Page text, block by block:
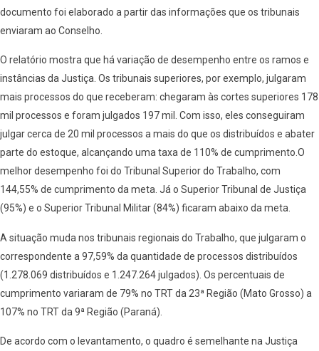
documento foi elaborado a partir das informações que os tribunais
enviaram ao Conselho.
O relatório mostra que há variação de desempenho entre os ramos e
instâncias da Justiça. Os tribunais superiores, por exemplo, julgaram
mais processos do que receberam: chegaram às cortes superiores 178
mil processos e foram julgados 197 mil. Com isso, eles conseguiram
julgar cerca de 20 mil processos a mais do que os distribuídos e abater
parte do estoque, alcançando uma taxa de 110% de cumprimento.O
melhor desempenho foi do Tribunal Superior do Trabalho, com
144,55% de cumprimento da meta. Já o Superior Tribunal de Justiça
(95%) e o Superior Tribunal Militar (84%) ficaram abaixo da meta.
A situação muda nos tribunais regionais do Trabalho, que julgaram o
correspondente a 97,59% da quantidade de processos distribuídos
(1.278.069 distribuídos e 1.247.264 julgados). Os percentuais de
cumprimento variaram de 79% no TRT da 23ª Região (Mato Grosso) a
107% no TRT da 9ª Região (Paraná).
De acordo com o levantamento, o quadro é semelhante na Justiça